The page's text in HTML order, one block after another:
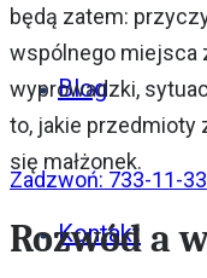
Zadzwoń: 733-11-
Blog
Kontakt
będą zatem:
wspólnego miejsca
wyprowadzki,
to, jakie przedmioty
się małżonek.
Rozwód a